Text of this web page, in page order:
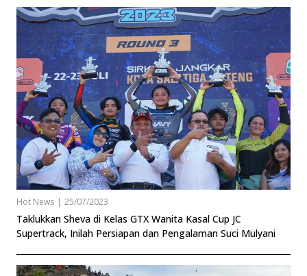
Hot News | 25/07/2023
Taklukkan Sheva di Kelas GTX Wanita Kasal Cup JC
Supertrack, Inilah Persiapan dan Pengalaman Suci Mulyani